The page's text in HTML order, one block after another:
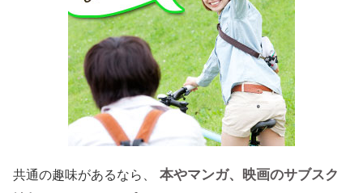
共通の趣味があるなら、
本やマンガ、映画のサブスク